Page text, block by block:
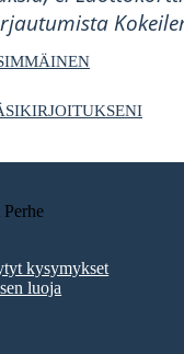
kysymykset
luoja